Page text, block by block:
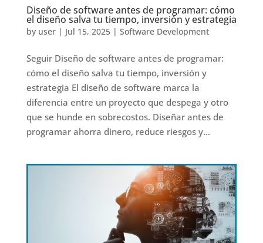
Diseño de software antes de programar: cómo
el diseño salva tu tiempo, inversión y estrategia
by user| Jul 15, 2025| Software Development
Seguir Diseño de software antes de programar:
cómo el diseño salva tu tiempo, inversión y
estrategia El diseño de software marca la
diferencia entre un proyecto que despega y otro
que se hunde en sobrecostos. Diseñar antes de
programar ahorra dinero, reduce riesgos y...